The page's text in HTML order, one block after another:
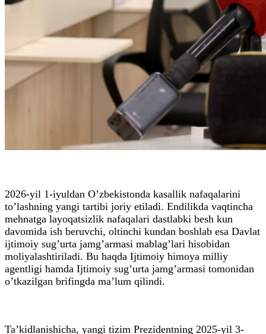
2026-yil 1-iyuldan O’zbekistonda kasallik nafaqalarini
to’lashning yangi tartibi joriy etiladi. Endilikda vaqtincha
mehnatga layoqatsizlik nafaqalari dastlabki besh kun
davomida ish beruvchi, oltinchi kundan boshlab esa Davlat
ijtimoiy sug’urta jamg’armasi mablag’lari hisobidan
moliyalashtiriladi. Bu haqda Ijtimoiy himoya milliy
agentligi hamda Ijtimoiy sug’urta jamg’armasi tomonidan
o’tkazilgan brifingda ma’lum qilindi.
Ta’kidlanishicha, yangi tizim Prezidentning 2025-yil 3-